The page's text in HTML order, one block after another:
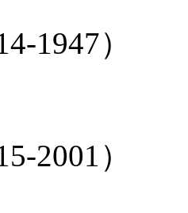
1947）
2001）